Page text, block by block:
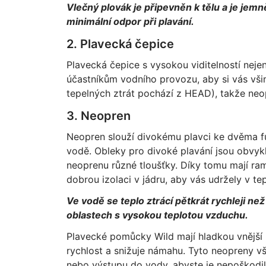
Vlečný plovák je připevněn k tělu a je
minimální odpor při plavání.
2. Plavecká čepice
Plavecká čepice s vysokou viditelností
účastníkům vodního provozu, aby si vás
tepelných ztrát pochází z HEAD), takže
3. Neopren
Neopren slouží divokému plavci ke dvěma
vodě. Obleky pro divoké plavání jsou
neoprenu různé tloušťky. Díky tomu mají
dobrou izolaci v jádru, aby vás udržely v
Ve vodě se teplo ztrácí pětkrát rychleji
oblastech s vysokou teplotou vzduchu.
Plavecké pomůcky Wild mají hladkou
rychlost a snižuje námahu. Tyto neopreny